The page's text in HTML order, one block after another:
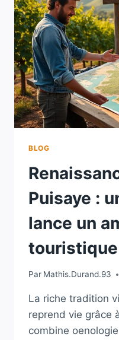
:
UN
SA
VISION
POUR
LA
BLOG
Puisaye :
lance un
Par Mathis.Durand.93
La riche tradition
reprend vie grâce
combine